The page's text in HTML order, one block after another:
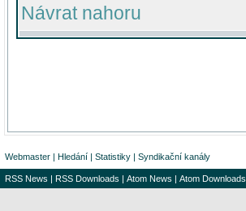
Návrat nahoru
Webmaster | Hledání | Statistiky | Syndikační kanály
RSS News | RSS Downloads | Atom News | Atom Downloads